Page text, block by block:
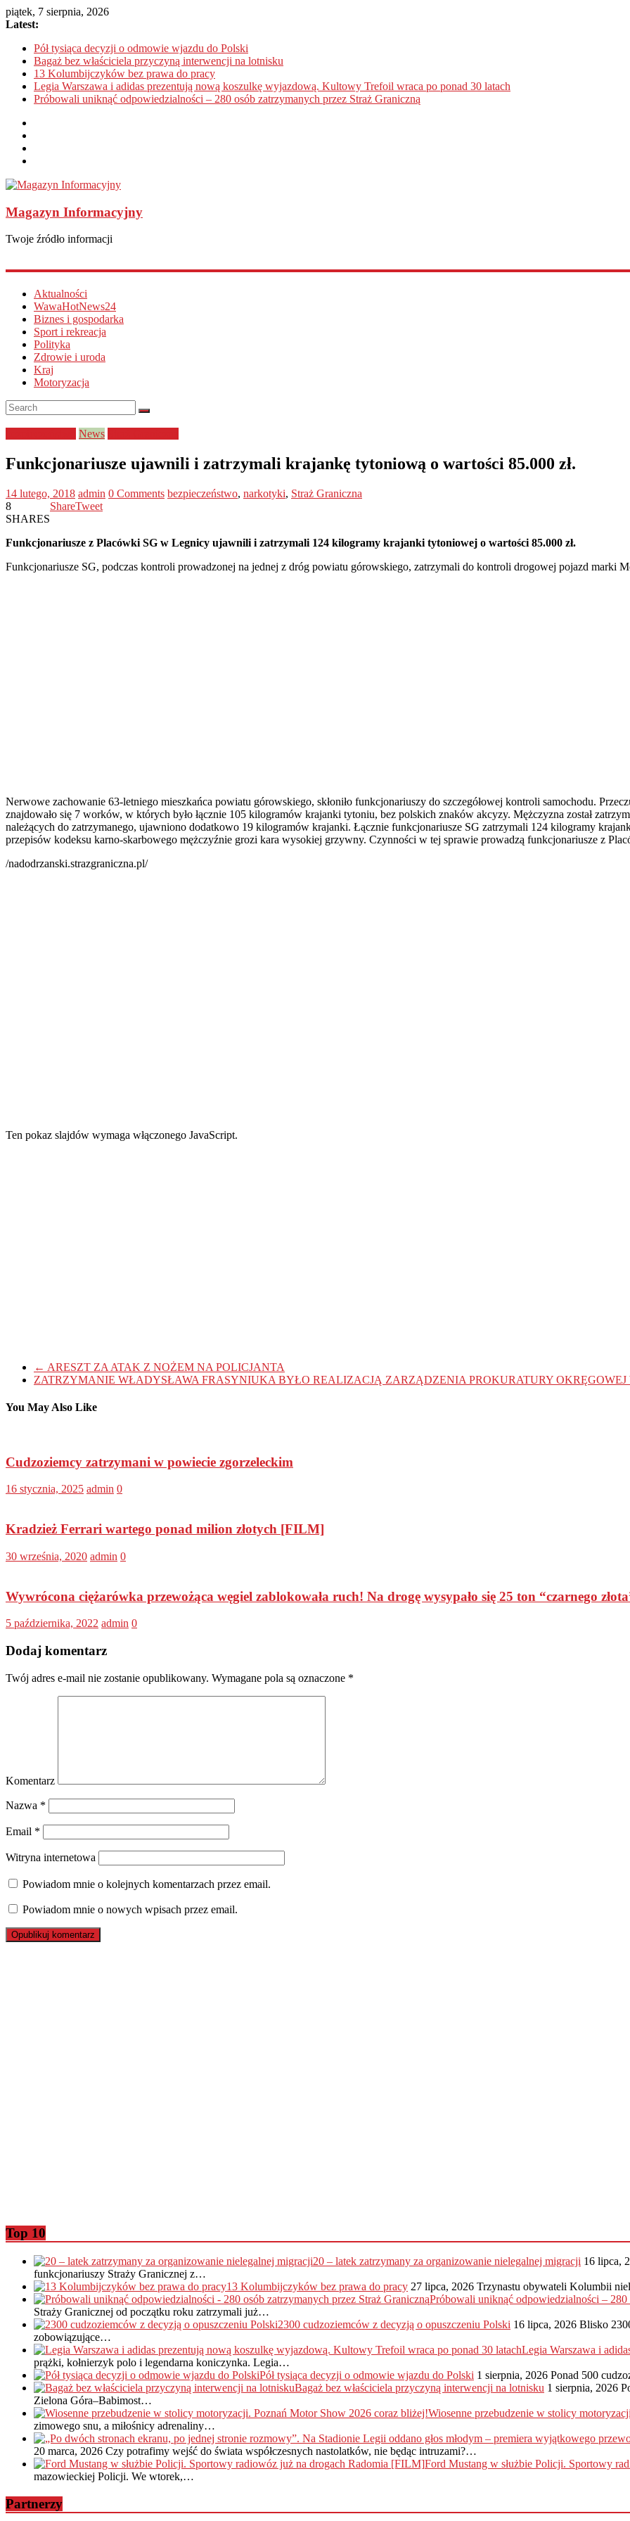
piątek, 7 sierpnia, 2026
Latest:
Pół tysiąca decyzji o odmowie wjazdu do Polski
Bagaż bez właściciela przyczyną interwencji na lotnisku
13 Kolumbijczyków bez prawa do pracy
Legia Warszawa i adidas prezentują nową koszulkę wyjazdową. Kultowy Trefoil wraca po ponad 30 latach
Próbowali uniknąć odpowiedzialności – 280 osób zatrzymanych przez Straż Graniczną
Magazyn Informacyjny
Twoje źródło informacji
Aktualności
WawaHotNews24
Biznes i gospodarka
Sport i rekreacja
Polityka
Zdrowie i uroda
Kraj
Motoryzacja
News
Funkcjonariusze ujawnili i zatrzymali krajankę tytoniową o wartości 85.000 zł.
14 lutego, 2018 admin 0 Comments bezpieczeństwo, narkotyki, Straż Graniczna
8
SHARES
ShareTweet
Funkcjonariusze z Placówki SG w Legnicy ujawnili i zatrzymali 124 kilogramy krajanki tytoniowej o wartości 85.000 zł.
Funkcjonariusze SG, podczas kontroli prowadzonej na jednej z dróg powiatu górowskiego, zatrzymali do kontroli drogowej pojazd marki
Nerwowe zachowanie 63-letniego mieszkańca powiatu górowskiego, skłoniło funkcjonariuszy do szczegółowej kontroli samochodu.
znajdowało się 7 worków, w których było łącznie 105 kilogramów krajanki tytoniu, bez polskich znaków akcyzy. Mężczyzna został
należących do zatrzymanego, ujawniono dodatkowo 19 kilogramów krajanki. Łącznie funkcjonariusze SG zatrzymali 124 kilogramy
przepisów kodeksu karno-skarbowego mężczyźnie grozi kara wysokiej grzywny. Czynności w tej sprawie prowadzą funkcjonariusze z
/nadodrzanski.strazgraniczna.pl/
Ten pokaz slajdów wymaga włączonego JavaScript.
← ARESZT ZA ATAK Z NOŻEM NA POLICJANTA
ZATRZYMANIE WŁADYSŁAWA FRASYNIUKA BYŁO REALIZACJĄ ZARZĄDZENIA PROKURATURY
You May Also Like
Cudzoziemcy zatrzymani w powiecie zgorzeleckim
16 stycznia, 2025 admin 0
Kradzież Ferrari wartego ponad milion złotych [FILM]
30 września, 2020 admin 0
Wywrócona ciężarówka przewożąca węgiel zablokowała ruch! Na drogę wysypało się 25 ton “czarnego
5 października, 2022 admin 0
Dodaj komentarz
Twój adres e-mail nie zostanie opublikowany. Wymagane pola są oznaczone *
Komentarz
Nazwa *
Email *
Witryna internetowa
Powiadom mnie o kolejnych komentarzach przez email.
Powiadom mnie o nowych wpisach przez email.
Top 10
20 – latek zatrzymany za organizowanie nielegalnej migracji 16 lipca,
funkcjonariuszy Straży Granicznej z…
13 Kolumbijczyków bez prawa do pracy 27 lipca, 2026 Trzynastu obywateli Kolumbii
Próbowali uniknąć odpowiedzialności –
Straży Granicznej od początku roku zatrzymali już…
2300 cudzoziemców z decyzją o opuszczeniu Polski 16 lipca, 2026 Blisko
zobowiązujące…
Legia Warszawa i
prążki, kołnierzyk polo i legendarna koniczynka. Legia…
Pół tysiąca decyzji o odmowie wjazdu do Polski 1 sierpnia, 2026 Ponad 500
Bagaż bez właściciela przyczyną interwencji na lotnisku 1 sierpnia, 2026
Zielona Góra–Babimost…
Wiosenne przebudzenie w stolicy
zimowego snu, a miłośnicy adrenaliny…
20 marca, 2026 Czy potrafimy wejść do świata współczesnych nastolatków, nie będąc intruzami?…
Ford Mustang w służbie Policji. Sportowy
mazowieckiej Policji. We wtorek,…
Partnerzy